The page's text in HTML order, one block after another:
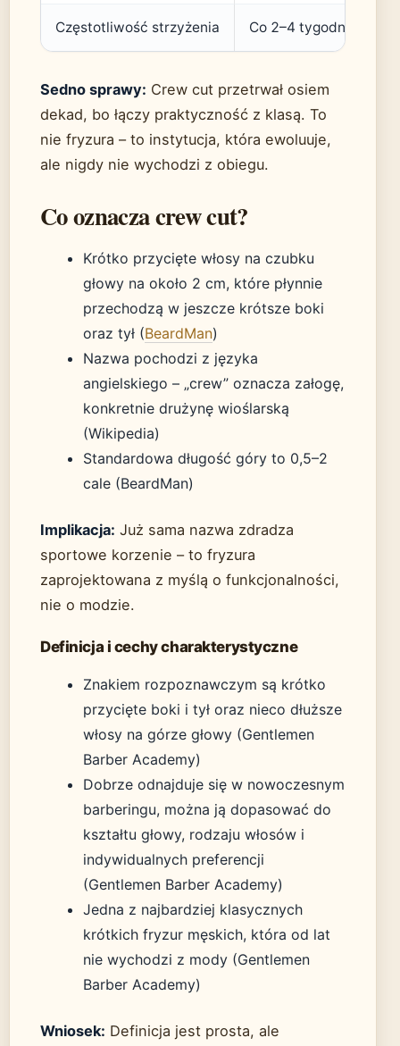
Częstotliwość strzyżenia Co 2–4 tygodnie
Sedno sprawy: Crew cut przetrwał osiem
dekad, bo łączy praktyczność z klasą. To
nie fryzura – to instytucja, która ewoluuje,
ale nigdy nie wychodzi z obiegu.
Co oznacza crew cut?
Krótko przycięte włosy na czubku
głowy na około 2 cm, które płynnie
przechodzą w jeszcze krótsze boki
oraz tył (BeardMan)
Nazwa pochodzi z języka
angielskiego – „crew” oznacza załogę,
konkretnie drużynę wioślarską
(Wikipedia)
Standardowa długość góry to 0,5–2
cale (BeardMan)
Implikacja: Już sama nazwa zdradza
sportowe korzenie – to fryzura
zaprojektowana z myślą o funkcjonalności,
nie o modzie.
Definicja i cechy charakterystyczne
Znakiem rozpoznawczym są krótko
przycięte boki i tył oraz nieco dłuższe
włosy na górze głowy (Gentlemen
Barber Academy)
Dobrze odnajduje się w nowoczesnym
barberingu, można ją dopasować do
kształtu głowy, rodzaju włosów i
indywidualnych preferencji
(Gentlemen Barber Academy)
Jedna z najbardziej klasycznych
krótkich fryzur męskich, która od lat
nie wychodzi z mody (Gentlemen
Barber Academy)
Wniosek: Definicja jest prosta, ale